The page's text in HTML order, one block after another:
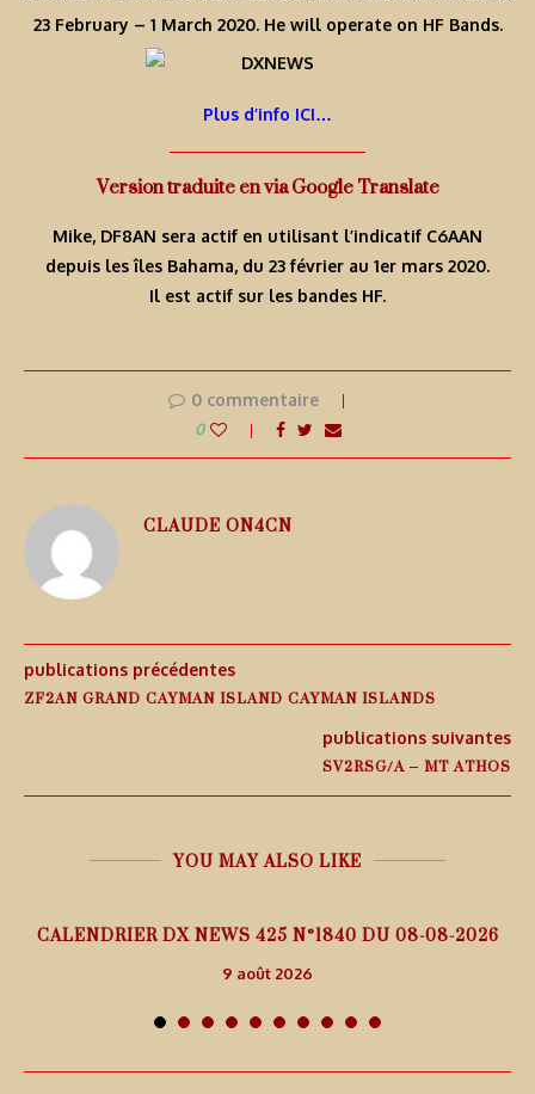
23 February – 1 March 2020. He will operate on HF Bands.
Plus d’info ICI…
Version traduite en via Google Translate
Mike, DF8AN sera actif en utilisant l’indicatif C6AAN
depuis les îles Bahama, du 23 février au 1er mars 2020.
Il est actif sur les bandes HF.
0 commentaire
0
CLAUDE ON4CN
publications précédentes
ZF2AN GRAND CAYMAN ISLAND CAYMAN ISLANDS
publications suivantes
SV2RSG/A – MT ATHOS
YOU MAY ALSO LIKE
CALENDRIER DX NEWS 425 N°1840 DU 08-08-2026
9 août 2026